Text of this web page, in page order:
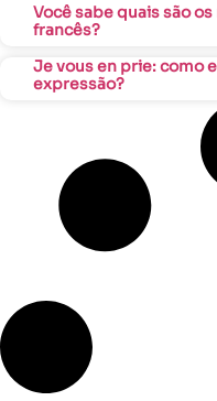
Você sabe quais são
francês?
Je vous en prie: como
expressão?